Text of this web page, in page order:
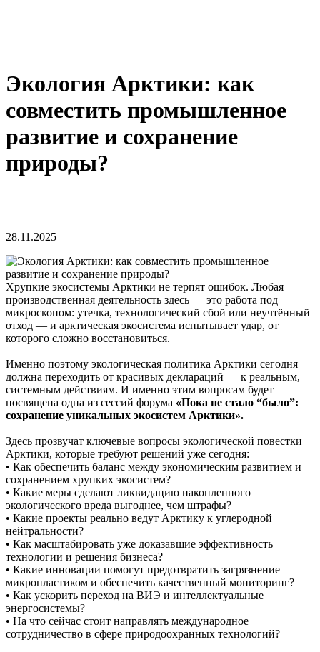
Экология Арктики: как
совместить промышленное
развитие и сохранение
природы?
28.11.2025
Хрупкие экосистемы Арктики не терпят ошибок. Любая
производственная деятельность здесь — это работа под
микроскопом: утечка, технологический сбой или неучтённый
отход — и арктическая экосистема испытывает удар, от
которого сложно восстановиться.
Именно поэтому экологическая политика Арктики сегодня
должна переходить от красивых деклараций — к реальным,
системным действиям. И именно этим вопросам будет
посвящена одна из сессий форума «Пока не стало “было”:
сохранение уникальных экосистем Арктики».
Здесь прозвучат ключевые вопросы экологической повестки
Арктики, которые требуют решений уже сегодня:
• Как обеспечить баланс между экономическим развитием и
сохранением хрупких экосистем?
• Какие меры сделают ликвидацию накопленного
экологического вреда выгоднее, чем штрафы?
• Какие проекты реально ведут Арктику к углеродной
нейтральности?
• Как масштабировать уже доказавшие эффективность
технологии и решения бизнеса?
• Какие инновации помогут предотвратить загрязнение
микропластиком и обеспечить качественный мониторинг?
• Как ускорить переход на ВИЭ и интеллектуальные
энергосистемы?
• На что сейчас стоит направлять международное
сотрудничество в сфере природоохранных технологий?